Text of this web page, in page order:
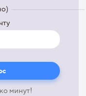
минут!